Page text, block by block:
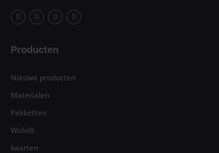
Producten
Nieuwe producten
Materialen
Pakketten
Wolvilt
kaarten